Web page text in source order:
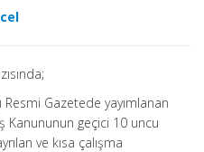
Gazetede yayımlanan
Kanununun geçici 10 uncu
ve kısa çalışma